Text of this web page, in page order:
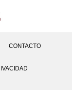
CONTACTO